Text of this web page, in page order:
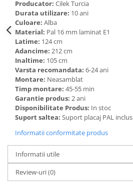
Producator: Cilek Turcia
Durata utilizare: 10 ani
Culoare: Alba
Material: Pal 16 mm laminat E1
Latime: 124 cm
Adancime: 212 cm
Inaltime: 105 cm
Varsta recomandata: 6-24 ani
Montare: Neasamblat
Timp montare: 45-55 min
Garantie produs: 2 ani
Disponibilitate Produs: In stoc
Suport saltea: Suport placaj PAL inclus
Informatii conformitate produs
Informatii utile
Review-uri(0)